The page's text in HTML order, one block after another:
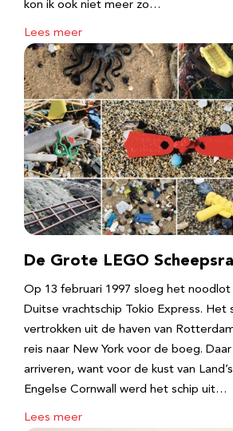
kon ik ook niet meer zo…
Lees meer
De Grote LEGO
Op 13 februari 1997 sloeg het
Duitse vrachtschip Tokio Express. Het
vertrokken uit de haven van
reis naar New York voor de boeg.
arriveren, want voor de kust van
Engelse Cornwall werd het schip uit…
Lees meer